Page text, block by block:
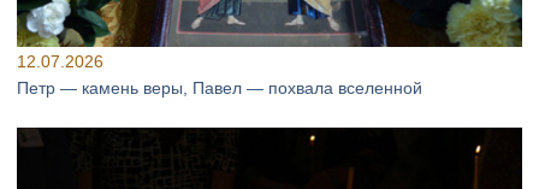
12.07.2026
Петр — камень веры, Павел — похвала вселенной